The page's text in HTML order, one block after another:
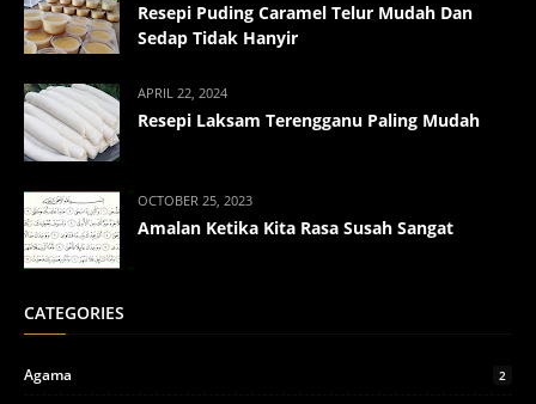
Resepi Puding Caramel Telur Mudah Dan
Sedap Tidak Hanyir
APRIL 22, 2024
Resepi Laksam Terengganu Paling Mudah
OCTOBER 25, 2023
Amalan Ketika Kita Rasa Susah Sangat
CATEGORIES
Agama 2